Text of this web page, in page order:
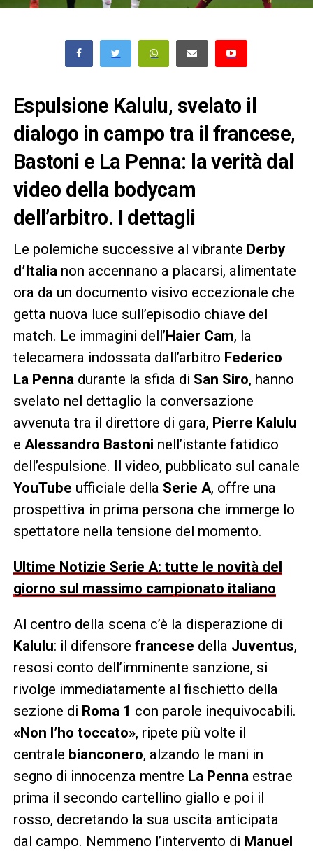
Espulsione Kalulu, svelato il
dialogo in campo tra il francese,
Bastoni e La Penna: la verità dal
video della bodycam
dell’arbitro. I dettagli
Le polemiche successive al vibrante Derby
d’Italia non accennano a placarsi, alimentate
ora da un documento visivo eccezionale che
getta nuova luce sull’episodio chiave del
match. Le immagini dell’Haier Cam, la
telecamera indossata dall’arbitro Federico
La Penna durante la sfida di San Siro, hanno
svelato nel dettaglio la conversazione
avvenuta tra il direttore di gara, Pierre Kalulu
e Alessandro Bastoni nell’istante fatidico
dell’espulsione. Il video, pubblicato sul canale
YouTube ufficiale della Serie A, offre una
prospettiva in prima persona che immerge lo
spettatore nella tensione del momento.
Ultime Notizie Serie A: tutte le novità del
giorno sul massimo campionato italiano
Al centro della scena c’è la disperazione di
Kalulu: il difensore francese della Juventus,
resosi conto dell’imminente sanzione, si
rivolge immediatamente al fischietto della
sezione di Roma 1 con parole inequivocabili.
«Non l’ho toccato», ripete più volte il
centrale bianconero, alzando le mani in
segno di innocenza mentre La Penna estrae
prima il secondo cartellino giallo e poi il
rosso, decretando la sua uscita anticipata
dal campo. Nemmeno l’intervento di Manuel